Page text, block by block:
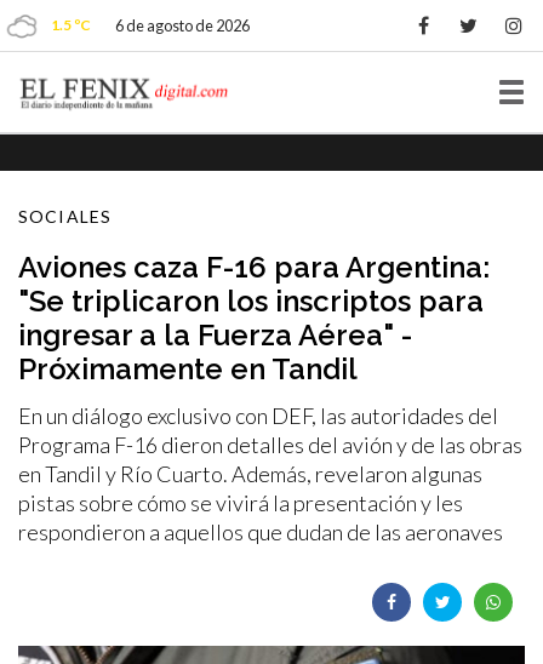
1.5 ºC 6 de agosto de 2026
SOCIALES
Aviones caza F-16 para Argentina:
"Se triplicaron los inscriptos para
ingresar a la Fuerza Aérea" -
Próximamente en Tandil
En un diálogo exclusivo con DEF, las autoridades del
Programa F-16 dieron detalles del avión y de las obras
en Tandil y Río Cuarto. Además, revelaron algunas
pistas sobre cómo se vivirá la presentación y les
respondieron a aquellos que dudan de las aeronaves